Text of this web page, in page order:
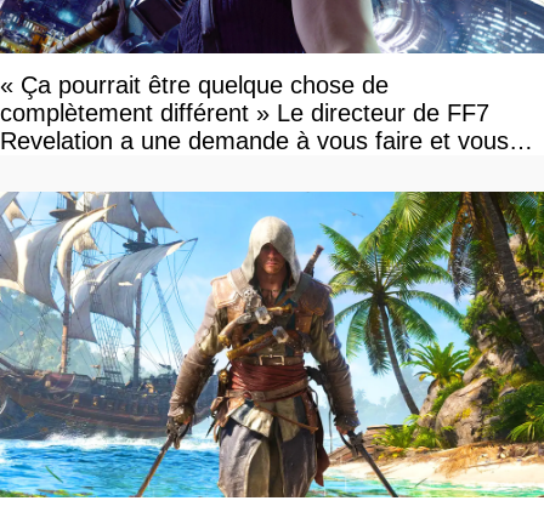
« Ça pourrait être quelque chose de
complètement différent » Le directeur de FF7
Revelation a une demande à vous faire et vous